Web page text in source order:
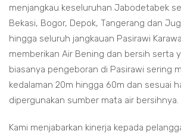
menjangkau keseluruhan Jabodetabek
Bekasi, Bogor, Depok, Tangerang dan
hingga seluruh jangkauan Pasirawi
memberikan Air Bening dan bersih serta
biasanya pengeboran di Pasirawi sering
kedalaman 20m hingga 60m dan sesuai
dipergunakan sumber mata air bersihnya.
Kami menjabarkan kinerja kepada